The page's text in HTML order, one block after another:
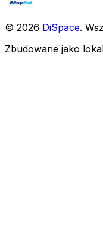
© 2026 DiSpace.
Zbudowane jako